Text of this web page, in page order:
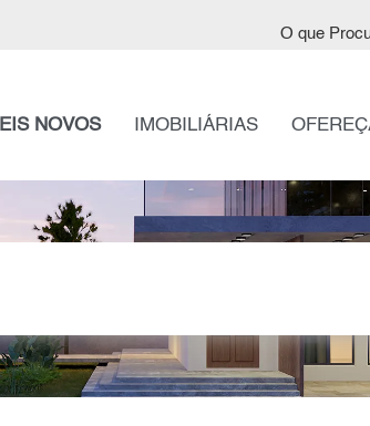
O que
NOVOS IMOBILIÁRIAS